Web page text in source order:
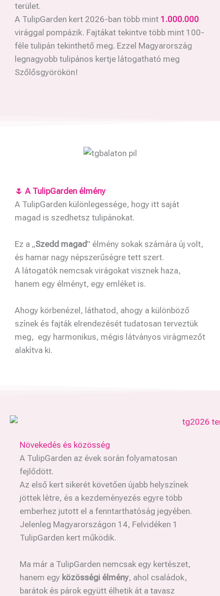
terület.
A TulipGarden kert 2026-ban több mint 1.000.000
virággal pompázik. Fajtákat tekintve több mint 100-
féle tulipán tekinthető meg. Ezzel Magyarország
legnagyobb tulipános kertje látogatható meg
Szőlősgyörökön!
🌷 A TulipGarden élmény
A TulipGarden különlegessége, hogy itt saját
magad is szedhetsz tulipánokat.
Ez a „Szedd magad” élmény sokak számára új volt,
és hamar nagy népszerűségre tett szert.
A látogatók nemcsak virágokat visznek haza,
hanem egy élményt, egy emléket is.
Ahogy körbenézel, láthatod, ahogy a különböző
színek és fajták elrendezését tudatosan terveztük
meg, egy harmonikus, mégis látványos virágmezőt
alakítva ki.
Növekedés és közösség
A TulipGarden az évek során folyamatosan
fejlődött.
Az első kert sikerét követően újabb helyszínek
jöttek létre, és a kezdeményezés egyre több
emberhez jutott el a fenntarthatóság jegyében.
Jelenleg Magyarországon 14, Felvidéken 1
TulipGarden kert működik.
Ma már a TulipGarden nemcsak egy kertészet,
hanem egy közösségi élmény, ahol családok,
barátok és párok együtt élhetik át a tavasz